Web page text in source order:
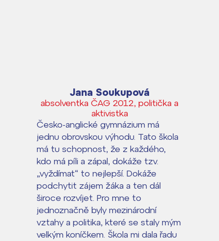
Česko-anglické gymnázium má
jednu obrovskou výhodu. Tato škola
má tu schopnost, že z každého,
kdo má píli a zápal, dokáže tzv.
„vyždímat“ to nejlepší. Dokáže
podchytit zájem žáka a ten dál
široce rozvíjet. Pro mne to
jednoznačně byly mezinárodní
vztahy a politika, které se staly mým
velkým koníčkem. Škola mi dala řadu
Jana Soukupová
absolventka ČAG 2012, politička a
aktivistka